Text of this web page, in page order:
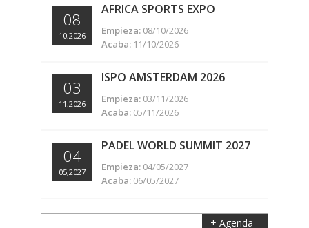
08
10,2026
AFRICA SPORTS EXPO
Empieza: 08/10/2026
Acaba: 11/10/2026
03
11,2026
ISPO AMSTERDAM 2026
Empieza: 03/11/2026
Acaba: 05/11/2026
04
05,2027
PADEL WORLD SUMMIT 2027
Empieza: 04/05/2027
Acaba: 06/05/2027
+ Agenda